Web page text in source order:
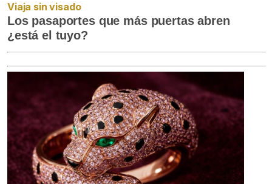
Viaja sin visado
Los pasaportes que más puertas abren
¿está el tuyo?